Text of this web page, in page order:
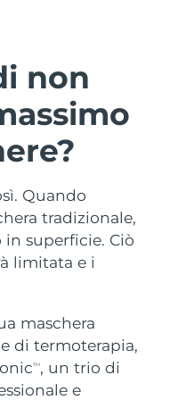
non
Quando
tradizionale,
superficie. Ciò
limitata e i
maschera
di termoterapia,
TM, un trio di
e
massage
viso
on-the-go
& lips
device
light therapy
orale
toothbrush
sonic toothbrush
FAQ™
LED
stimata09.08.2026
stimata08.08.2026
stimata
stimata11.08.2026
stimata 13.08.2026
stimata12.08.2026
stimata